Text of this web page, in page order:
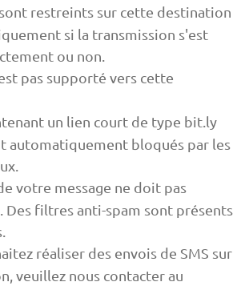
sont restreints sur cette destination
si la transmission s'est
ou non.
pas supporté vers cette
un lien court de type bit.ly
automatiquement bloqués par les
votre message ne doit pas
Des filtres anti-spam sont présents
réaliser des envois de SMS sur
veuillez nous contacter au